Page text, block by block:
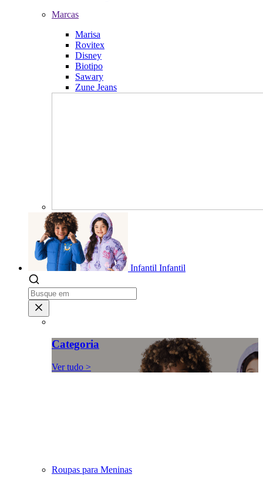
Marcas
Marisa
Rovitex
Disney
Biotipo
Sawary
Zune Jeans
Infantil Infantil
Categoria
Ver tudo >
Roupas para Meninas